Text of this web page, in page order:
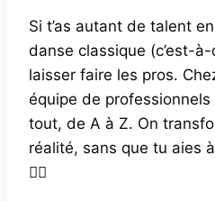
Si t’as autant de talent
danse classique (c’est-
laisser faire les pros.
équipe de professionnels
tout, de A à Z. On
réalité, sans que tu aies
🧙‍♂️